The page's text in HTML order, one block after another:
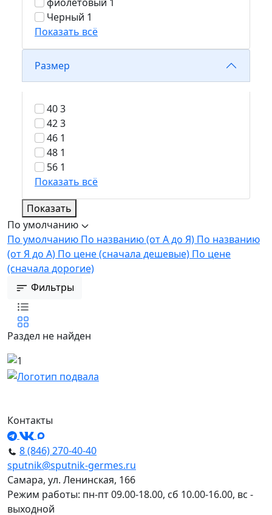
Черный 1
Показать всё
Размер
403
423
46 1
48 1
56 1
Показать всё
Показать
По умолчанию
По умолчанию По названию (от А до Я) По названию
(от Я до А) По цене (сначала дешевые) По цене
(сначала дорогие)
Фильтры
Раздел не найден
Контакты
8 (846) 270-40-40
sputnik@sputnik-germes.ru
Самара, ул. Ленинская, 166
Режим работы: пн-пт 09.00-18.00, сб 10.00-16.00, вс -
выходной